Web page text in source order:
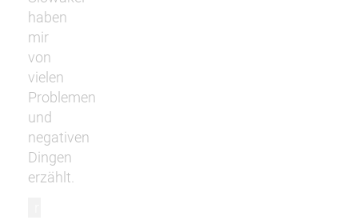
haben
mir
von
vielen
Problemen
und
negativen
Dingen
erzählt.